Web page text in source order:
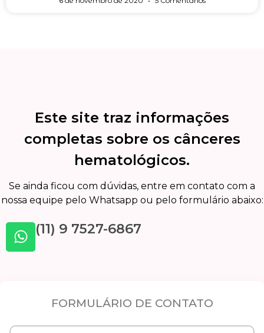
Este site traz informações
completas sobre os cânceres
hematológicos.
Se ainda ficou com dúvidas, entre em contato com a
nossa equipe pelo Whatsapp ou pelo formulário abaixo:
(11) 9 7527-6867
FORMULÁRIO DE CONTATO